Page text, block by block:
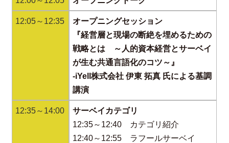
12:05～12:35
オープニングセッション
『経営層と現場の断絶を埋めるための
戦略とは ～人的資本経営とサーベイ
が生む共通言語化のコツ～』
-iYell株式会社 伊東 拓真 氏による基調
講演
12:35～14:00
サーベイカテゴリ
12:35～12:40 カテゴリ紹介
12:40～12:55 ラフールサーベイ